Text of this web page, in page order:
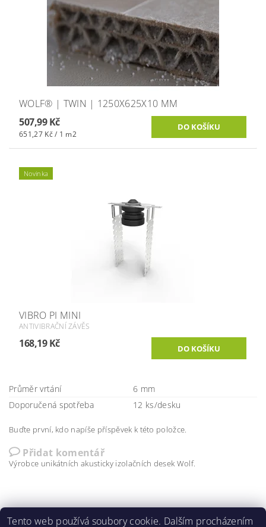
WOLF® | TWIN | 1250X625X10 MM
507,99 Kč
651,27 Kč / 1 m2
Novinka
VIBRO PI MINI
ANTIVIBRAČNÍ ZÁVĚS
168,19 Kč
Průměr vrtání
6 mm
Doporučená spotřeba
12 ks/desku
Buďte první, kdo napíše příspěvek k této položce.
Přidat komentář
Výrobce unikátních akusticky izolačních desek Wolf.
Tento web používá soubory cookie. Dalším procházením